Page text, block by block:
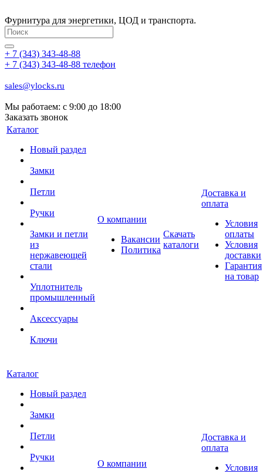
Фурнитура для энергетики, ЦОД и транспорта.
+ 7 (343) 343-48-88
+ 7 (343) 343-48-88 телефон
sales@ylocks.ru
Мы работаем: с 9:00 до 18:00
Заказать звонок
Каталог
Новый раздел
Замки
Петли
Ручки
Замки и петли
из
нержавеющей
стали
Уплотнитель
промышленный
Аксессуары
Ключи
О компании
Вакансии
Политика
Скачать
каталоги
Доставка и
оплата
Условия
оплаты
Условия
доставки
Гарантия
на товар
Каталог
Новый раздел
Замки
Петли
Ручки
О компании
Доставка и
оплата
Условия